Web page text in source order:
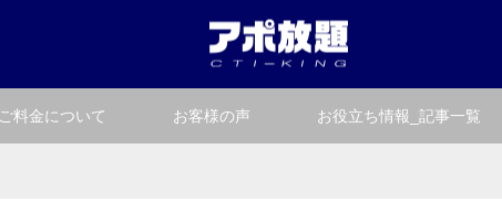
ご料金について お客様の声 お役立ち情報_記事一覧